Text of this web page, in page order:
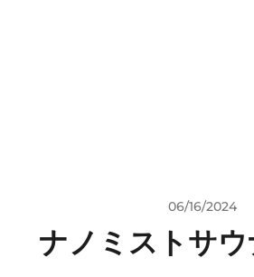
06/16/2024
ナノミストサ